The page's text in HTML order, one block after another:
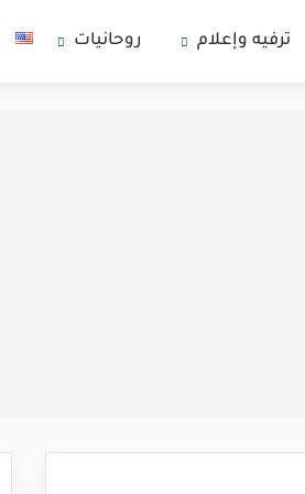
ترفيه وإعلام روحانيات